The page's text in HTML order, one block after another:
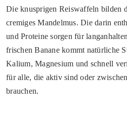
Die knusprigen Reiswaffeln bilden
cremiges Mandelmus. Die darin
und Proteine sorgen für
frischen Banane kommt natürliche
Kalium, Magnesium und schnell
für alle, die aktiv sind oder
brauchen.